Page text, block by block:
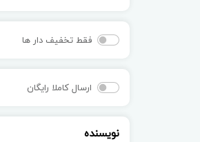
فقط تخفیف دار ها
ارسال کاملا رایگان
نویسنده